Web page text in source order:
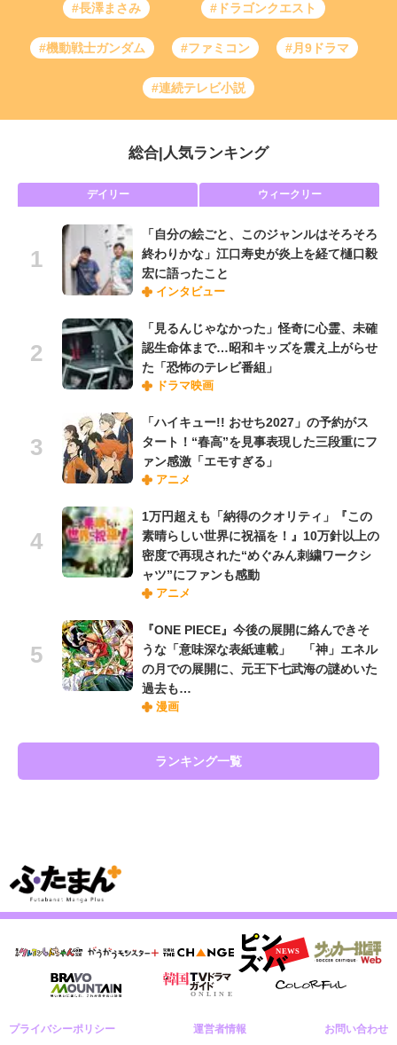
#長澤まさみ #ドラゴンクエスト
#機動戦士ガンダム #ファミコン #月9ドラマ
#連続テレビ小説
総合 人気ランキング
デイリー ウィークリー
「自分の絵ごと、このジャンルはそろそろ
終わりかな」江口寿史が炎上を経て樋口毅
宏に語ったこと
インタビュー
「見るんじゃなかった」怪奇に心霊、未確
認生命体まで…昭和キッズを震え上がらせ
た「恐怖のテレビ番組」
ドラマ映画
「ハイキュー!! おせち2027」の予約がス
タート！“春高”を見事表現した三段重にフ
ァン感激「エモすぎる」
アニメ
1万円超えも「納得のクオリティ」『この
素晴らしい世界に祝福を！』10万針以上の
密度で再現された“めぐみん刺繍ワークシ
ャツ”にファンも感動
アニメ
『ONE PIECE』今後の展開に絡んできそ
うな「意味深な表紙連載」 「神」エネル
の月での展開に、元王下七武海の謎めいた
過去も…
漫画
ランキング一覧
プライバシーポリシー 運営者情報 お問い合わせ